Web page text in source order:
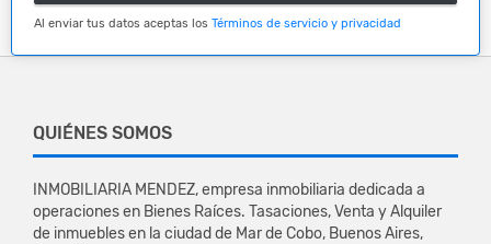
Al enviar tus datos aceptas los Términos de servicio y privacidad
QUIÉNES SOMOS
INMOBILIARIA MENDEZ, empresa inmobiliaria dedicada a
operaciones en Bienes Raíces. Tasaciones, Venta y Alquiler
de inmuebles en la ciudad de Mar de Cobo, Buenos Aires,